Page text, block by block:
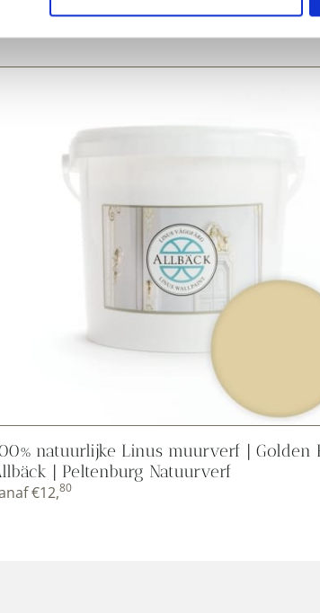
natuurlijke Linus muurverf | Golden
| Peltenburg Natuurverf
€12,80